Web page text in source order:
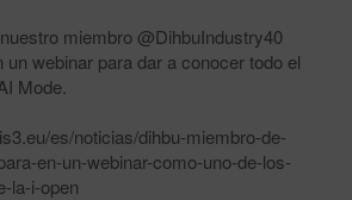
miembro @DihbuIndustry40
un webinar para dar a conocer todo el
Mode.
es/noticias/dihbu-miembro-de-
en-un-webinar-como-uno-de-los-
la-i-open